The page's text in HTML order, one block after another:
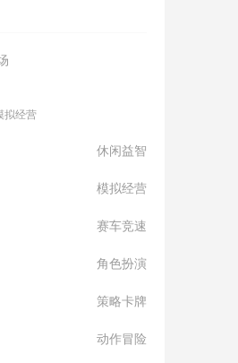
拟经营
休闲益智
模拟经营
赛车竞速
角色扮演
策略卡牌
动作冒险